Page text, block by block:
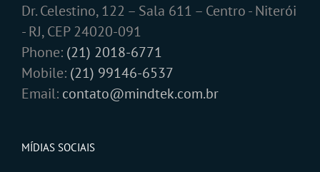
Dr. Celestino, 122 – Sala 611 – Centro - Niterói
- RJ, CEP 24020-091
Phone: (21) 2018-6771
Mobile: (21) 99146-6537
Email: contato@mindtek.com.br
MÍDIAS SOCIAIS